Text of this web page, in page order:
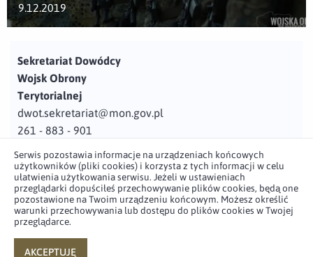
9.12.2019
Sekretariat Dowódcy
Wojsk Obrony
Terytorialnej
dwot.sekretariat@mon.gov.pl
261 - 883 - 901
Adres
ul. Juzistek 2
05-131 Zegrze
Profil użytkownika w serwisie
Profil użytkownika w serwisie
Serwis pozostawia informacje na urządzeniach końcowych
użytkowników (pliki cookies) i korzysta z tych informacji w celu
ułatwienia użytkowania serwisu. Jeżeli w ustawieniach
przeglądarki dopuściłeś przechowywanie plików cookies, będą one
pozostawione na Twoim urządzeniu końcowym. Możesz określić
warunki przechowywania lub dostępu do plików cookies w Twojej
przeglądarce.
AKCEPTUJĘ